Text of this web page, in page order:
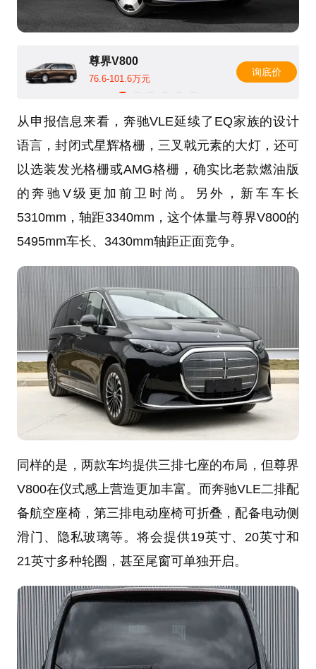
尊界V800
76.6-101.6万元
询底价
从申报信息来看，奔驰VLE延续了EQ家族的设计
语言，封闭式星辉格栅，三叉戟元素的大灯，还可
以选装发光格栅或AMG格栅，确实比老款燃油版
的奔驰V级更加前卫时尚。另外，新车车长
5310mm，轴距3340mm，这个体量与尊界V800的
5495mm车长、3430mm轴距正面竞争。
同样的是，两款车均提供三排七座的布局，但尊界
V800在仪式感上营造更加丰富。而奔驰VLE二排配
备航空座椅，第三排电动座椅可折叠，配备电动侧
滑门、隐私玻璃等。将会提供19英寸、20英寸和
21英寸多种轮圈，甚至尾窗可单独开启。